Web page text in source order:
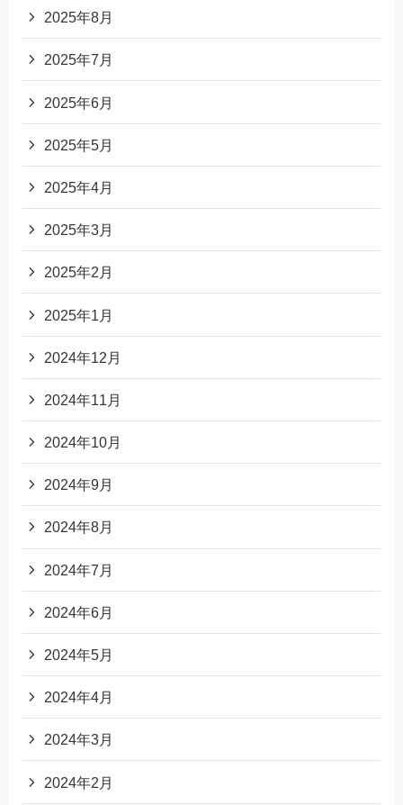
2025年8月
2025年7月
2025年6月
2025年5月
2025年4月
2025年3月
2025年2月
2025年1月
2024年12月
2024年11月
2024年10月
2024年9月
2024年8月
2024年7月
2024年6月
2024年5月
2024年4月
2024年3月
2024年2月